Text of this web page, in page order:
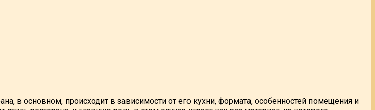
в основном, происходит в зависимости от его кухни, формата, особенностей помещения и